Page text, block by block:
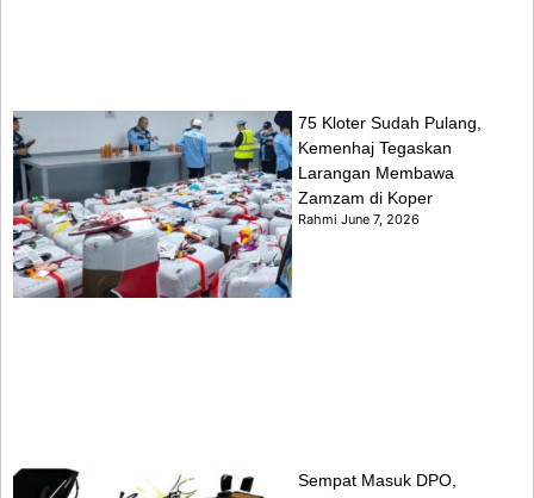
75 Kloter Sudah Pulang,
Kemenhaj Tegaskan
Larangan Membawa
Zamzam di Koper
RahmiJune 7, 2026
Sempat Masuk DPO,